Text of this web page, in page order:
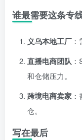
谁最需要这条专
义乌本地工厂
直播电商团队
和仓储压力。
跨境电商卖家
仓。
写在最后